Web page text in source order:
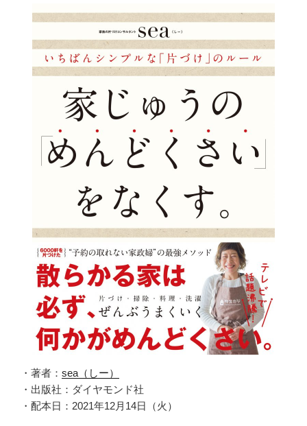
・著者： sea（しー）
・出版社：ダイヤモンド社
・配本日：2021年12月14日（火）